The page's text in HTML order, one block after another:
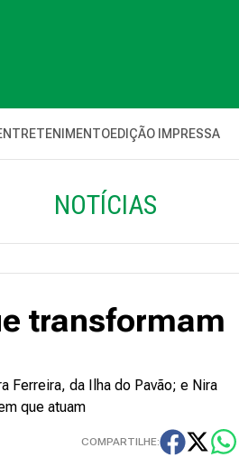
EDIÇÃO IMPRESSA
NOTÍCIAS
transformam
Ferreira, da Ilha do Pavão; e Nira
que atuam
COMPARTILHE: